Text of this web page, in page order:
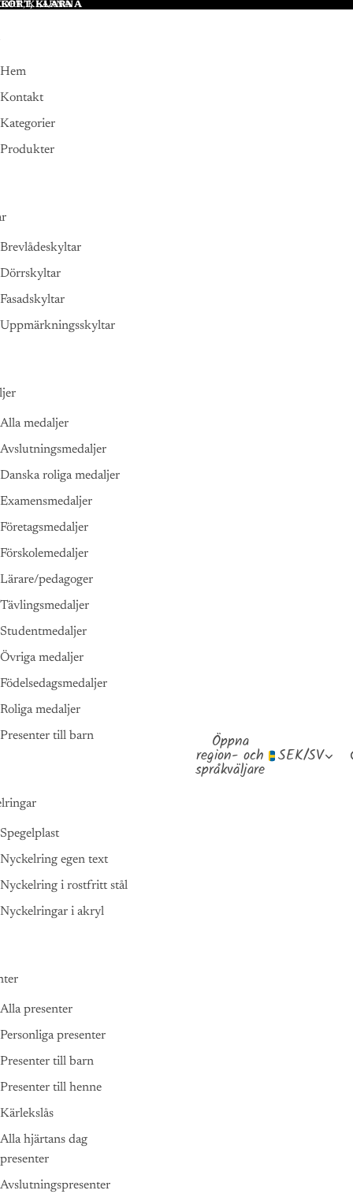
KLARNA
KLARNA
Hem
Kontakt
Kategorier
Produkter
Brevlådeskyltar
Dörrskyltar
Fasadskyltar
Uppmärkningsskyltar
Alla medaljer
Avslutningsmedaljer
Danska roliga medaljer
Examensmedaljer
Företagsmedaljer
Förskolemedaljer
Lärare/pedagoger
Tävlingsmedaljer
Studentmedaljer
Övriga medaljer
Födelsedagsmedaljer
Roliga medaljer
Presenter till barn
Spegelplast
Nyckelring egen text
Nyckelring i rostfritt stål
Nyckelringar i akryl
Alla presenter
Personliga presenter
Presenter till barn
Presenter till henne
Kärlekslås
Alla hjärtans dag
presenter
Avslutningspresenter
Öppna
region- och
språkväljare
SEK/SV